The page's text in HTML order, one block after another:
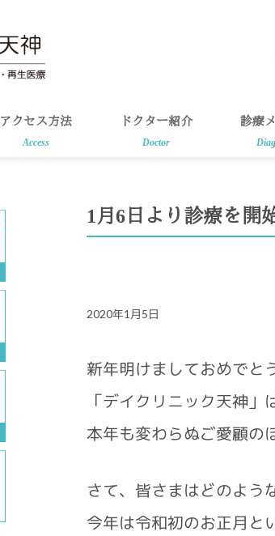
アクセス方法
Access
ドクター紹介
Doctor
診療
1月6日より診療を開
2020年1月5日
新年明けましておめでと
「デイクリニック天神」
本年も変わらぬご愛顧の
さて、皆さまはどのよう
今年は令和初のお正月と